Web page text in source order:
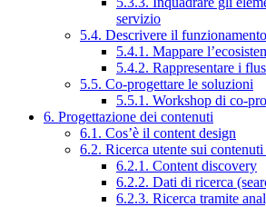
servizio
5.4. Descrivere il
5.4.1. Mappare
5.4.2. Rappresentare i
5.5. Co-progettare le soluzioni
5.5.1. Workshop di co-
6. Progettazione dei contenuti
6.1. Cos’è il content design
6.2. Ricerca utente sui
6.2.1. Content discovery
6.2.2. Dati di ricerca
6.2.3. Ricerca tramite